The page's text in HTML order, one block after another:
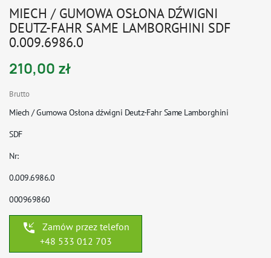
MIECH / GUMOWA OSŁONA DŹWIGNI
DEUTZ-FAHR SAME LAMBORGHINI SDF
0.009.6986.0
210,00 zł
Brutto
Miech / Gumowa Osłona dźwigni Deutz-Fahr Same Lamborghini
SDF
Nr:
0.009.6986.0
000969860
phone_callback
Zamów przez telefon
+48 533 012 703